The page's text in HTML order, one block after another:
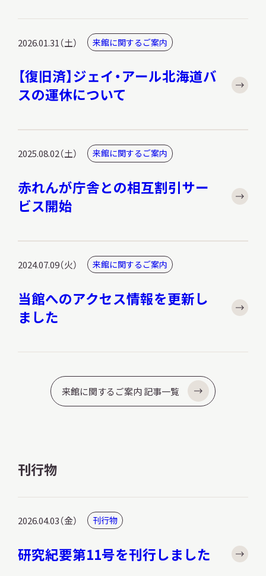
2026.01.31（土） 来館に関するご案内
【復旧済】ジェイ・アール北海道バ
スの運休について
2025.08.02（土） 来館に関するご案内
赤れんが庁舎との相互割引サー
ビス開始
2024.07.09（火） 来館に関するご案内
当館へのアクセス情報を更新し
ました
来館に関するご案内 記事一覧
刊行物
2026.04.03（金） 刊行物
研究紀要第11号を刊行しました